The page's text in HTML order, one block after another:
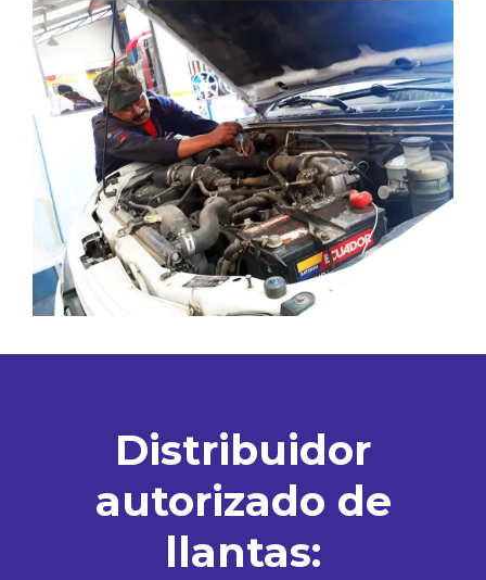
Distribuidor
autorizado de
llantas: